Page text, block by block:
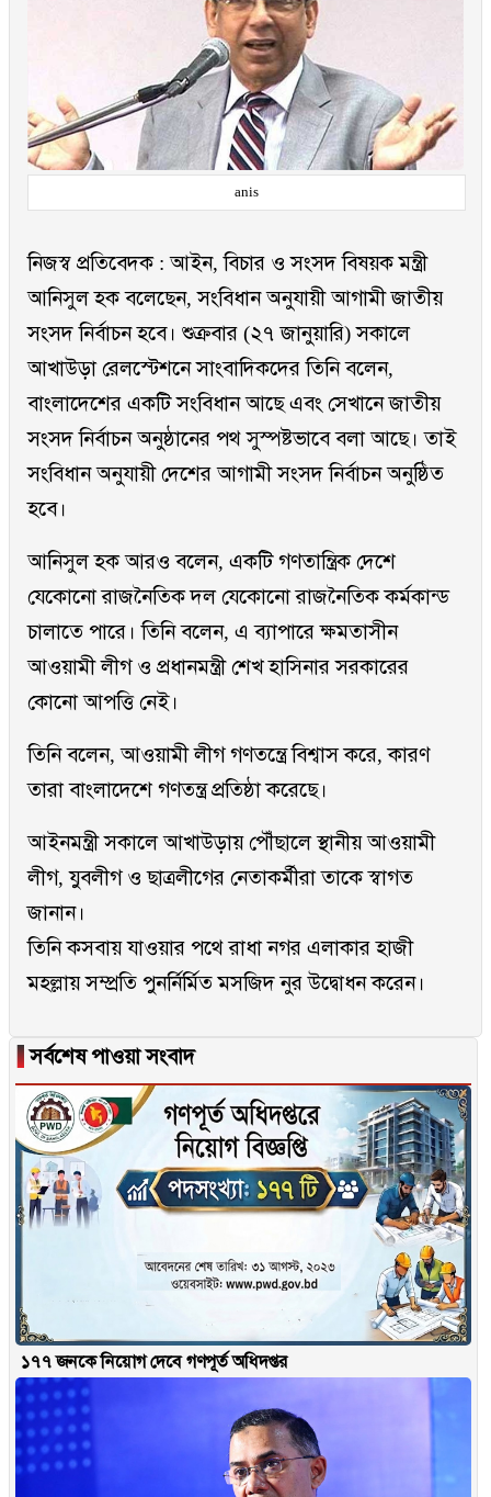
anis
নিজস্ব প্রতিবেদক : আইন, বিচার ও সংসদ বিষয়ক মন্ত্রী
আনিসুল হক বলেছেন, সংবিধান অনুযায়ী আগামী জাতীয়
সংসদ নির্বাচন হবে। শুক্রবার (২৭ জানুয়ারি) সকালে
আখাউড়া রেলস্টেশনে সাংবাদিকদের তিনি বলেন,
বাংলাদেশের একটি সংবিধান আছে এবং সেখানে জাতীয়
সংসদ নির্বাচন অনুষ্ঠানের পথ সুস্পষ্টভাবে বলা আছে। তাই
সংবিধান অনুযায়ী দেশের আগামী সংসদ নির্বাচন অনুষ্ঠিত
হবে।
আনিসুল হক আরও বলেন, একটি গণতান্ত্রিক দেশে
যেকোনো রাজনৈতিক দল যেকোনো রাজনৈতিক কর্মকান্ড
চালাতে পারে। তিনি বলেন, এ ব্যাপারে ক্ষমতাসীন
আওয়ামী লীগ ও প্রধানমন্ত্রী শেখ হাসিনার সরকারের
কোনো আপত্তি নেই।
তিনি বলেন, আওয়ামী লীগ গণতন্ত্রে বিশ্বাস করে, কারণ
তারা বাংলাদেশে গণতন্ত্র প্রতিষ্ঠা করেছে।
আইনমন্ত্রী সকালে আখাউড়ায় পৌঁছালে স্থানীয় আওয়ামী
লীগ, যুবলীগ ও ছাত্রলীগের নেতাকর্মীরা তাকে স্বাগত
জানান।
তিনি কসবায় যাওয়ার পথে রাধা নগর এলাকার হাজী
মহল্লায় সম্প্রতি পুনর্নির্মিত মসজিদ নুর উদ্বোধন করেন।
▐সর্বশেষ পাওয়া সংবাদ
১৭৭ জনকে নিয়োগ দেবে গণপূর্ত অধিদপ্তর